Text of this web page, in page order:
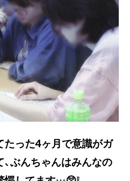
たった4ヶ月で意識がガ
ぶんちゃんはみんなの